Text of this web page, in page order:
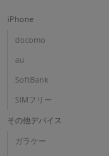
iPhone
docomo
au
SoftBank
SIMフリー
その他デバイス
ガラケー